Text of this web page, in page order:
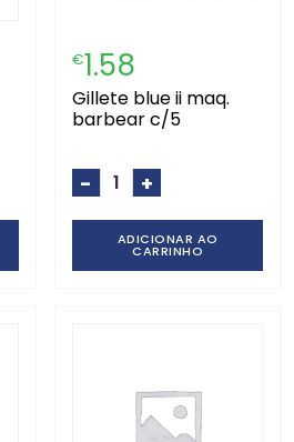
€1.58
gillete blue ii maq.
barbear c/5
- +
ADICIONAR AO
CARRINHO